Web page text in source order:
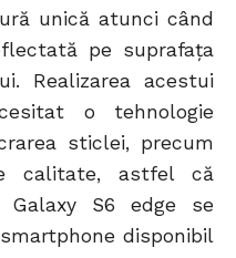
unică atunci când
pe suprafața
Realizarea acestui
o tehnologie
sticlei, precum
calitate, astfel că
Galaxy S6 edge se
disponibil